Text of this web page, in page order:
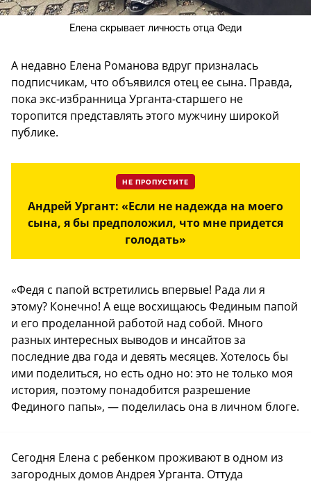
Елена скрывает личность отца Феди
А недавно Елена Романова вдруг призналась
подписчикам, что объявился отец ее сына. Правда,
пока экс-избранница Урганта-старшего не
торопится представлять этого мужчину широкой
публике.
НЕ ПРОПУСТИТЕ
Андрей Ургант: «Если не надежда на моего
сына, я бы предположил, что мне придется
голодать»
«Федя с папой встретились впервые! Рада ли я
этому? Конечно! А еще восхищаюсь Фединым папой
и его проделанной работой над собой. Много
разных интересных выводов и инсайтов за
последние два года и девять месяцев. Хотелось бы
ими поделиться, но есть одно но: это не только моя
история, поэтому понадобится разрешение
Фединого папы», — поделилась она в личном блоге.
Сегодня Елена с ребенком проживают в одном из
загородных домов Андрея Урганта. Оттуда